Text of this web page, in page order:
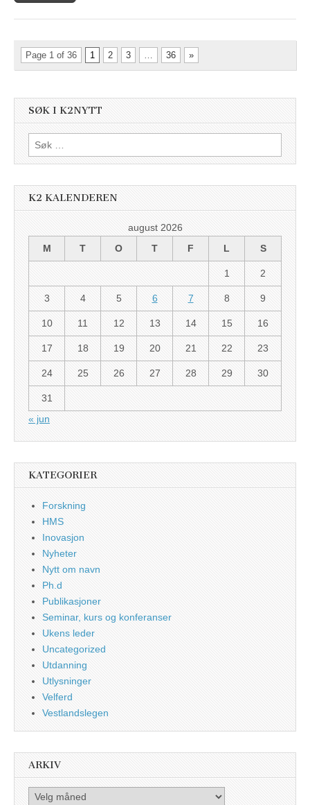
Page 1 of 36 1 2 3 … 36 »
SØK I K2NYTT
Søk
etter:
K2 KALENDEREN
august 2026
M
T O T F L S
1 2
3 4 5 6 7 8 9
10 11 12 13 14 15 16
17 18 19 20 21 22 23
24 25 26 27 28 29 30
31
« jun
KATEGORIER
Forskning
HMS
Inovasjon
Nyheter
Nytt om navn
Ph.d
Publikasjoner
Seminar, kurs og konferanser
Ukens leder
Uncategorized
Utdanning
Utlysninger
Velferd
Vestlandslegen
ARKIV
Arkiv